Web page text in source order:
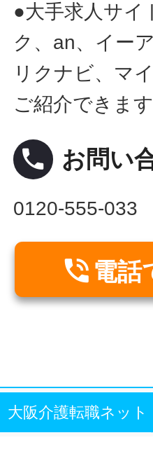
●大手求人サイ
ク、an、イー
リクナビ、マ
ご紹介できます
local_phone お問い
0120-555-033
 電話
大阪介護転職ネット